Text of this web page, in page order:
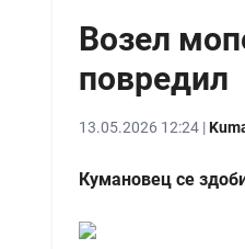
Возел
повредил
13.05.2026 12:24 |
Кумановец се